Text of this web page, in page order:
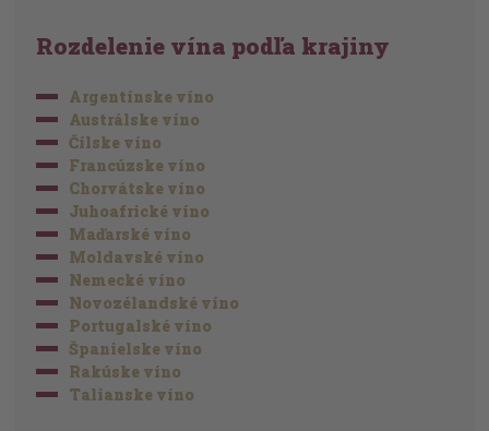
Rozdelenie vína podľa krajiny
Argentínske víno
Austrálske víno
Čílske víno
Francúzske víno
Chorvátske víno
Juhoafrické víno
Maďarské víno
Moldavské víno
Nemecké víno
Novozélandské víno
Portugalské víno
Španielske víno
Rakúske víno
Talianske víno